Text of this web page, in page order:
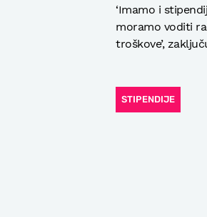
‘Imamo i
moramo voditi
troškove’,
STIPENDIJE